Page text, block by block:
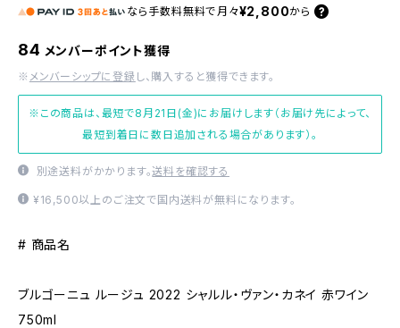
なら 手数料無料で 月々¥2,800から
84 メンバーポイント獲得
※ メンバーシップに登録 し、購入すると獲得できます。
※この商品は、最短で8月21日(金)にお届けします（お届け先によって、
最短到着日に数日追加される場合があります）。
別途送料がかかります。送料を確認する
¥16,500以上のご注文で国内送料が無料になります。
# 商品名
ブルゴーニュ ルージュ 2022 シャルル・ヴァン・カネイ 赤ワイン
750ml